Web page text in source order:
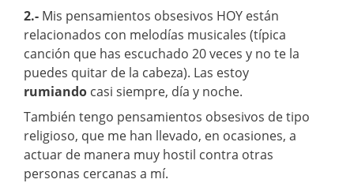
2.- Mis pensamientos obsesivos HOY están
relacionados con melodías musicales (típica
canción que has escuchado 20 veces y no te la
puedes quitar de la cabeza). Las estoy
rumiando casi siempre, día y noche.
También tengo pensamientos obsesivos de tipo
religioso, que me han llevado, en ocasiones, a
actuar de manera muy hostil contra otras
personas cercanas a mí.